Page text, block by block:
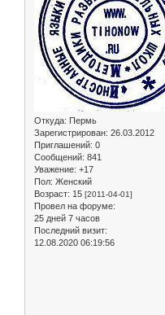
Откуда: Пермь
Зарегистрирован: 26.03.2012
Приглашений: 0
Сообщений: 841
Уважение: +17
Пол: Женский
Возраст: 15 [2011-04-01]
Провел на форуме:
25 дней 7 часов
Последний визит:
12.08.2020 06:19:56